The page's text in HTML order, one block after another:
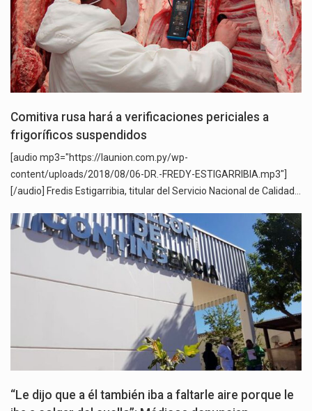
Comitiva rusa hará a verificaciones periciales a
frigoríficos suspendidos
[audio mp3="https://launion.com.py/wp-
content/uploads/2018/08/06-DR.-FREDY-ESTIGARRIBIA.mp3"]
[/audio] Fredis Estigarribia, titular del Servicio Nacional de Calidad…
“Le dijo que a él también iba a faltarle aire porque le